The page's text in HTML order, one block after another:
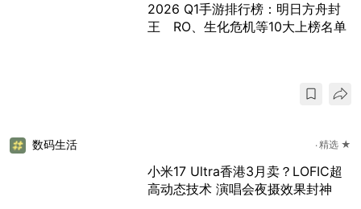
2026 Q1手游排行榜：明日方舟封
王 RO、生化危机等10大上榜名单
数码生活 精选 ★
小米17 Ultra香港3月卖？LOFIC超
高动态技术 演唱会夜摄效果封神